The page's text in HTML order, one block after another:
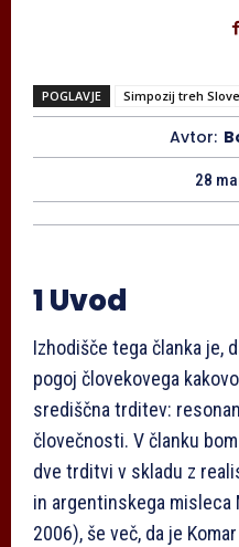
POGLAVJE Simpozij treh
Avtor:
28
1 Uvod
Izhodišče tega članka je,
pogoj človekovega
središčna trditev:
človečnosti. V članku
dve trditvi v skladu z
in argentinskega misleca
2006), še več, da je